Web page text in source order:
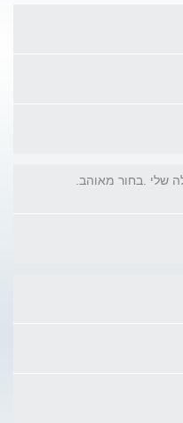
שלי .בחור מאוהב.